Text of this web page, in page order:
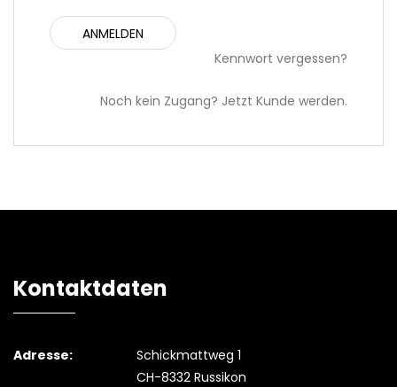
Kennwort vergessen?
Noch kein Zugang? Jetzt Kunde werden.
Kontaktdaten
Adresse:
Schickmattweg 1
CH-8332 Russikon